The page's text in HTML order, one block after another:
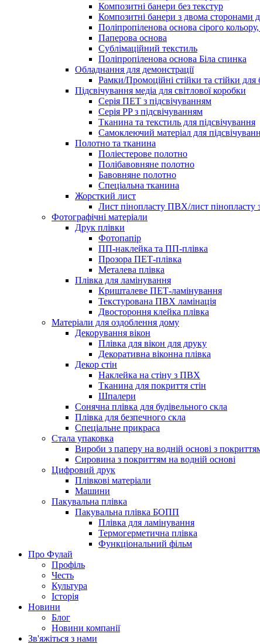
Композитні банери без текстур
Композитні банери з двома сторонами
Поліпропіленова основа сірого
Паперова основа
Сублімаційний текстиль
Поліпропіленова основа Біла спинка
Обладнання для демонстрації
Рамки/Промоційні стійки та стійки
Підсвічування медіа для світлової коробки
Серія ПЕТ з підсвічуванням
Серія PP з підсвічуванням
Тканина та текстиль для підсвічування
Самоклеючий матеріал для
Полотно та тканина
Поліестерове полотно
Полібавовняне полотно
Бавовняне полотно
Спеціальна тканина
Жорсткий лист
Лист пінопласту ПВХ/лист пінопласту
Фотографічні матеріали
Друк плівки
Фотопапір
ПП-наклейка та ПП-плівка
Прозора ПЕТ-плівка
Металева плівка
Плівка для ламінування
Кришталеве ПЕТ-ламінування
Текстурована ПВХ ламінація
Двостороння клейка плівка
Матеріали для оздоблення дому
Декорування вікон
Плівка для вікон для друку
Декоративна віконна плівка
Декор стін
Наклейка на стіну з ПВХ
Тканина для покриття стін
Шпалери
Сонячна плівка для будівельного скла
Плівка для безпечного скла
Спеціальне прикраса
Стала упаковка
Вироби з паперу на водній основі з
Сировина з покриттям на водній основі
Цифровий друк
Плівкові матеріали
Машини
Пакувальна плівка
Пакувальна плівка БОПП
Плівка для ламінування
Термогерметична плівка
Функціональний фільм
Про Фулай
Профіль
Честь
Культура
Історія
Новини
Блог
Новини компанії
Зв'яжіться з нами